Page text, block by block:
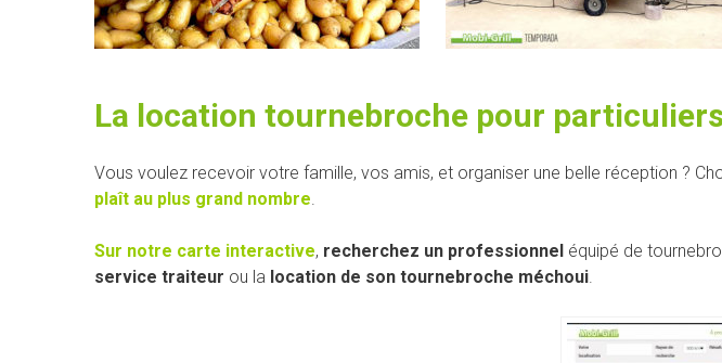
La location tournebroche pour
Vous voulez recevoir votre famille, vos amis, et organiser une belle réception ?
plaît au plus grand nombre.
Sur notre carte interactive, recherchez un professionnel équipé de
service traiteur ou la location de son tournebroche méchoui.